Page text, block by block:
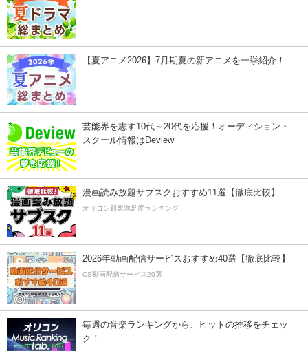
【夏アニメ2026】7月期夏の新アニメを一挙紹介！
芸能界を志す10代～20代を応援！オーディション・
スクール情報はDeview
漫画読み放題サブスクおすすめ11選【徹底比較】
オリコン顧客満足度ランキング
2026年動画配信サービスおすすめ40選【徹底比較】
CS動画配信サービス20選
毎週の音楽ランキングから、ヒットの推移をチェッ
ク！